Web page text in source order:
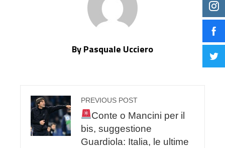
By Pasquale Ucciero
PREVIOUS POST
Conte o Mancini per il
bis, suggestione
Guardiola: Italia, le ultime